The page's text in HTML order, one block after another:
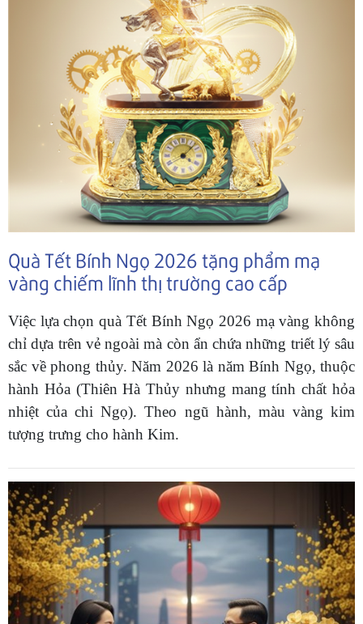
Quà Tết Bính Ngọ 2026 tặng phẩm mạ
vàng chiếm lĩnh thị trường cao cấp
Việc lựa chọn quà Tết Bính Ngọ 2026 mạ vàng không
chỉ dựa trên vẻ ngoài mà còn ẩn chứa những triết lý sâu
sắc về phong thủy. Năm 2026 là năm Bính Ngọ, thuộc
hành Hỏa (Thiên Hà Thủy nhưng mang tính chất hỏa
nhiệt của chi Ngọ). Theo ngũ hành, màu vàng kim
tượng trưng cho hành Kim.